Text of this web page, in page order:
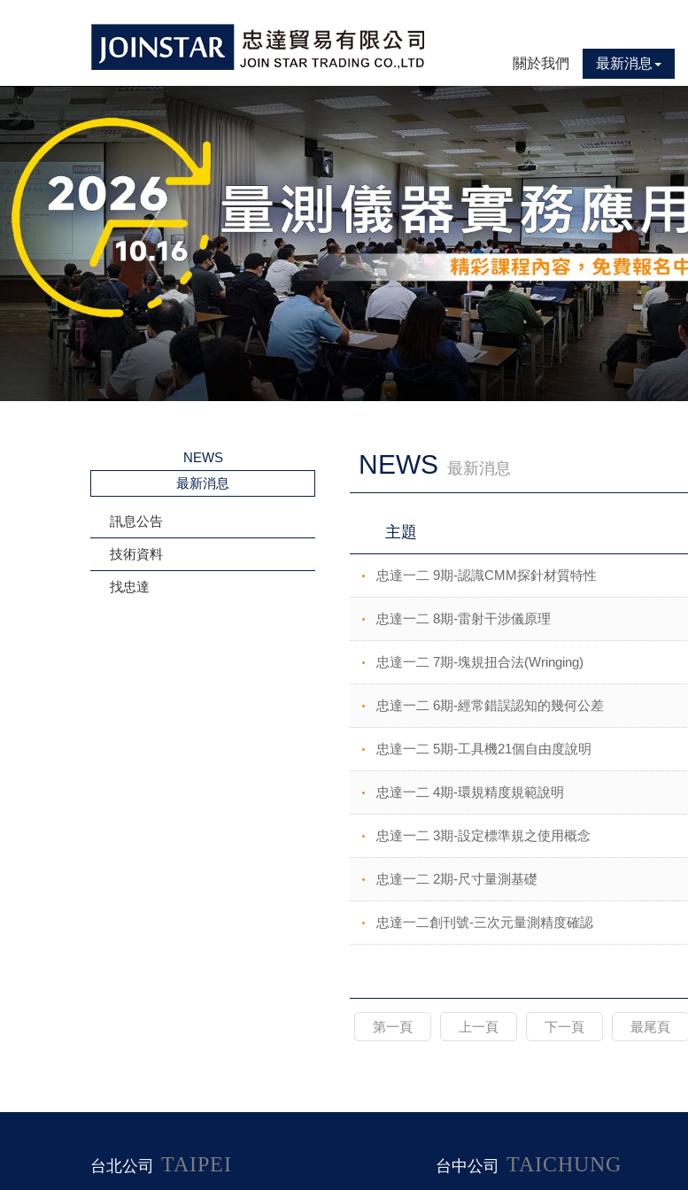
關於我們 最新消息
NEWS
最新消息
訊息公告
技術資料
找忠達
NEWS 最新消息
主題
忠達一二 9期-認識CMM探針材質特性
忠達一二 8期-雷射干涉儀原理
忠達一二 7期-塊規扭合法(Wringing)
忠達一二 6期-經常錯誤認知的幾何公差
忠達一二 5期-工具機21個自由度說明
忠達一二 4期-環規精度規範說明
忠達一二 3期-設定標準規之使用概念
忠達一二 2期-尺寸量測基礎
忠達一二創刊號-三次元量測精度確認
第一頁 上一頁 下一頁 最尾頁
台北公司 TAIPEI 台中公司 TAICHUNG